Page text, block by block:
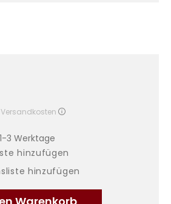
Versandkosten
3 Werktage
hinzufügen
hinzufügen